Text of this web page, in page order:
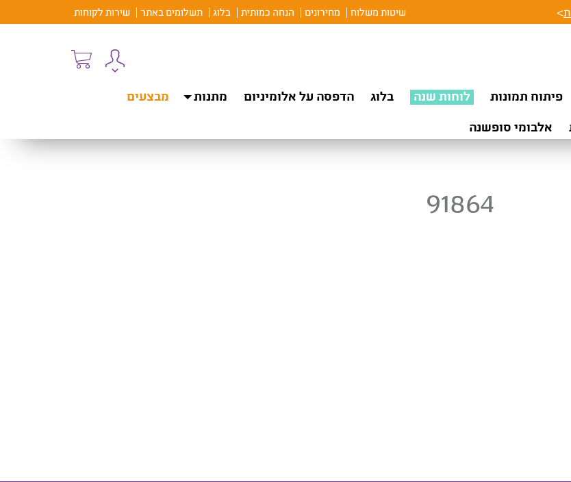
> שיטות משלוח מחירונים הנחה כמותית בלוג תשלומים באתר שירות לקוחות
פיתוח תמונות לוחות שנה בלוג הדפסה על אלומיניום מתנות
מבצעים
אלבומי סופשנה
91864